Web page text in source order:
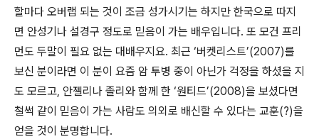
할마다 오버랩 되는 것이 조금 성가시기는 하지만 한국으로 따지
면 안성기나 설경구 정도로 믿음이 가는 배우입니다. 또 모건 프리
먼도 두말이 필요 없는 대배우지요. 최근 ‘버켓리스트’(2007)를
보신 분이라면 이 분이 요즘 암 투병 중이 아닌가 걱정을 하셨을 지
도 모르고, 안젤리나 졸리와 함께 한 ‘원티드’(2008)을 보셨다면
철썩 같이 믿음이 가는 사람도 의외로 배신할 수 있다는 교훈(?)을
얻을 것이 분명합니다.